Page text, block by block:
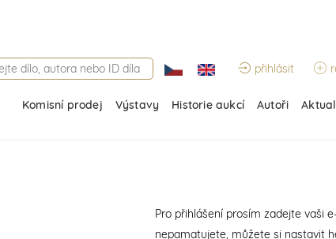
přihlásit
Komisní prodej Výstavy Historie aukcí Autoři
Pro přihlášení prosím zadejte vaši
nepamatujete, můžete si nastavit